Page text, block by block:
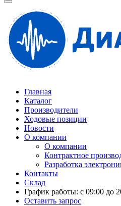
Главная
Каталог
Производители
Ходовые позиции
Новости
О компании
О компании
Контрактное
Разработка
Контакты
Склад
График работы: с 09:00 до
Оставить запрос